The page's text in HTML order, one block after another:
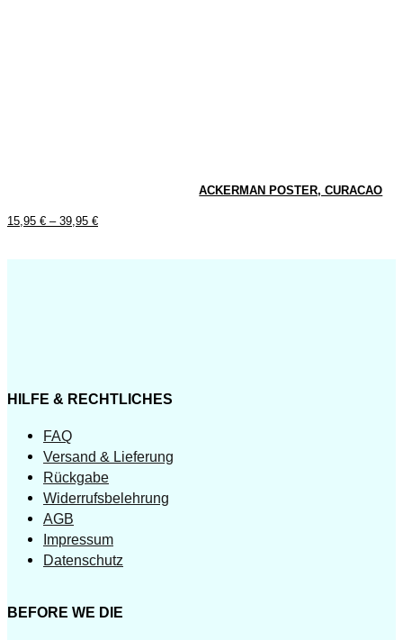
ACKERMAN POSTER, CURACAO
15,95 € – 39,95 €
HILFE & RECHTLICHES
FAQ
Versand & Lieferung
Rückgabe
Widerrufsbelehrung
AGB
Impressum
Datenschutz
BEFORE WE DIE